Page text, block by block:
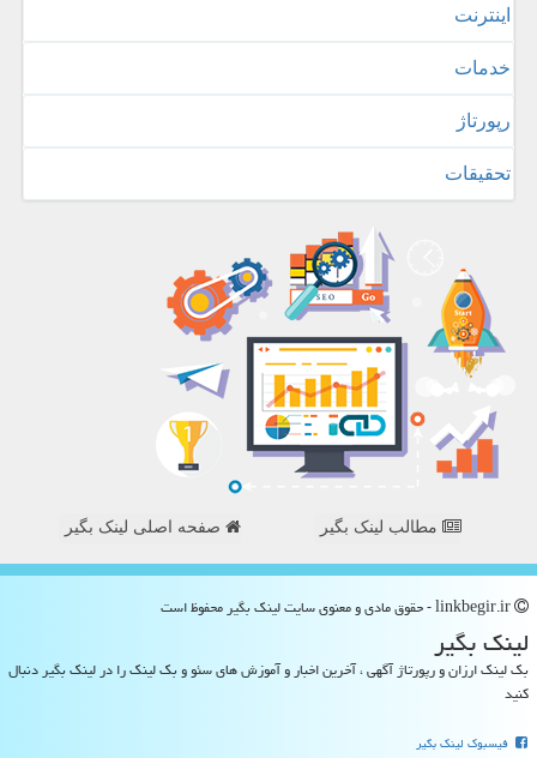
اینترنت
خدمات
رپورتاژ
تحقیقات
مطالب لینک بگیر صفحه اصلی لینک بگیر
لینك بگیر
بک لینک ارزان و رپورتاژ آگهی ، آخرین اخبار و آموزش های سئو و بک لینک را در لینک بگیر دنبال
کنید
فیسبوک لینک بگیر